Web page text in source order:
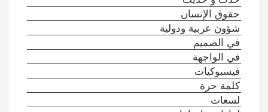
حقوق الإنسان
شؤون عربية ودولية
في الصميم
في الواجهة
فيسبوكيات
كلمة حرة
لسعات